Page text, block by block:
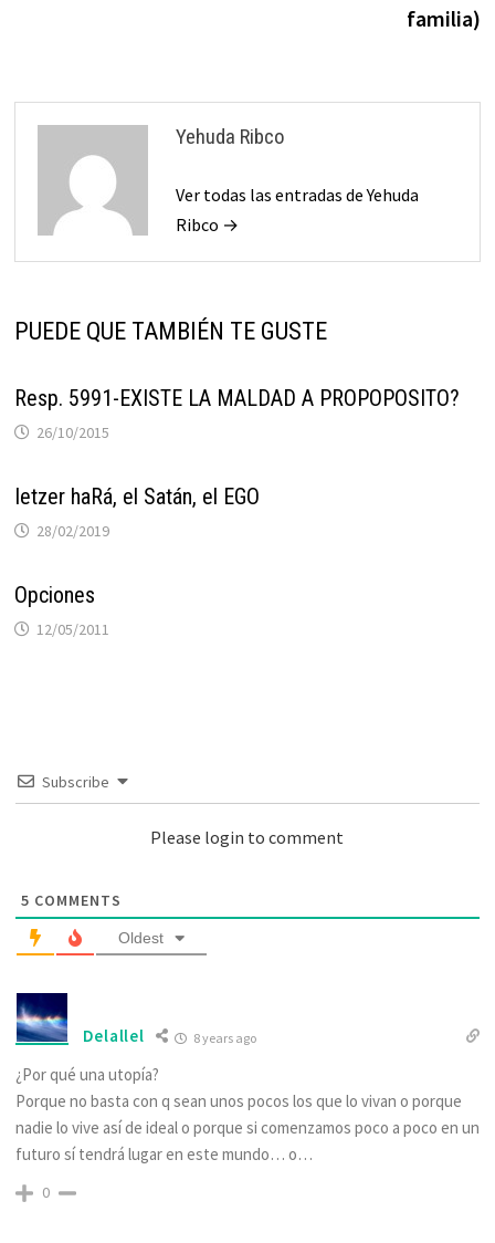
familia)
Yehuda Ribco
Ver todas las entradas de Yehuda
Ribco →
PUEDE QUE TAMBIÉN TE GUSTE
Resp. 5991-EXISTE LA MALDAD A PROPOPOSITO?
26/10/2015
Ietzer haRá, el Satán, el EGO
28/02/2019
Opciones
12/05/2011
Subscribe
Please login to comment
5 COMMENTS
Oldest
Delallel 8 years ago
¿Por qué una utopía?
Porque no basta con q sean unos pocos los que lo vivan o porque
nadie lo vive así de ideal o porque si comenzamos poco a poco en un
futuro sí tendrá lugar en este mundo… o…
0